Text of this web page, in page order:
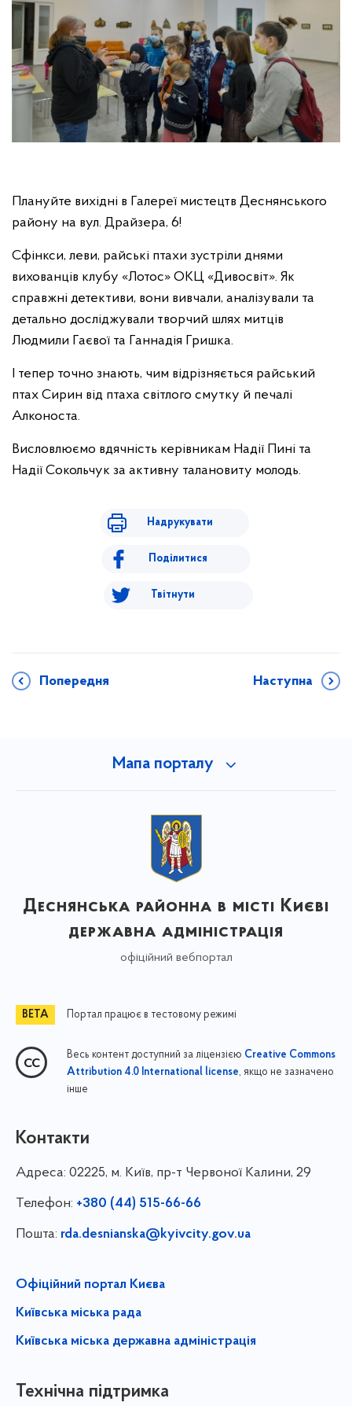
Плануйте вихідні в Галереї мистецтв Деснянського
району на вул. Драйзера, 6!
Сфінкси, леви, райські птахи зустріли днями
вихованців клубу «Лотос» ОКЦ «Дивосвіт». Як
справжні детективи, вони вивчали, аналізували та
детально досліджували творчий шлях митців
Людмили Гаєвої та Ганнадія Гришка.
І тепер точно знають, чим відрізняється райський
птах Сирин від птаха світлого смутку й печалі
Алконоста.
Висловлюємо вдячність керівникам Надії Пині та
Надії Сокольчук за активну талановиту молодь.
Надрукувати
Поділитися
Твітнути
Попередня Наступна
Мапа порталу
Деснянська районна в місті Києві
державна адміністрація
офіційний вебпортал
Портал працює в тестовому режимі
Весь контент доступний за ліцензією Creative Commons
Attribution 4.0 International license, якщо не зазначено
інше
Контакти
Адреса: 02225, м. Київ, пр-т Червоної Калини, 29
Телефон: +380 (44) 515-66-66
Пошта: rda.desnianska@kyivcity.gov.ua
Офіційний портал Києва
Київська міська рада
Київська міська державна адміністрація
Технічна підтримка